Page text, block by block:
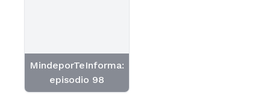
MindeporTeInforma:
episodio 98